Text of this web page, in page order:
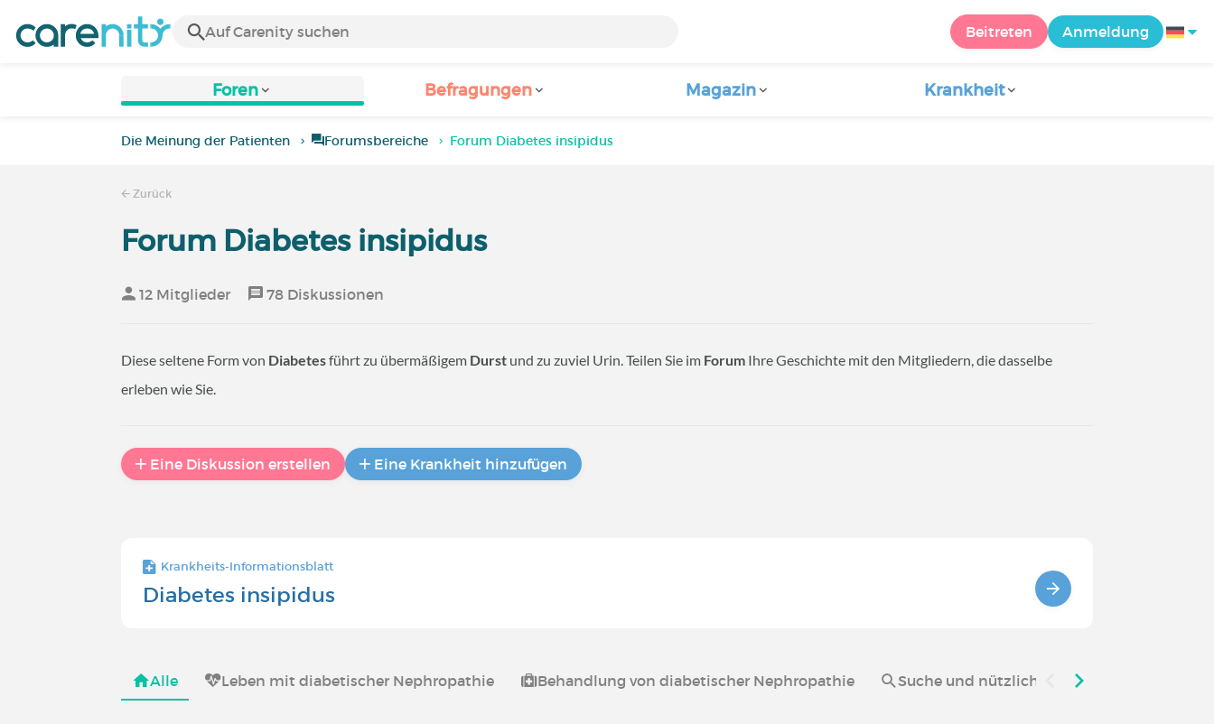
Beitreten Anmeldung
Foren Befragungen Magazin Krankheit
Die Meinung der Patienten Forumsbereiche Forum Diabetes insipidus
Zurück
Forum Diabetes insipidus
12 Mitglieder 78 Diskussionen
Diese seltene Form von Diabetesführt zu übermäßigem Durst und zu zuviel Urin. Teilen Sie im Forum Ihre Geschichte mit den Mitgliedern, die dasselbe
erleben wie Sie.
Eine Diskussion erstellen Eine Krankheit hinzufügen
Krankheits-Informationsblatt
Diabetes insipidus
Alle Leben mit diabetischer Nephropathie Behandlung von diabetischer Nephropathie Suche und nützliche Links Diabetische